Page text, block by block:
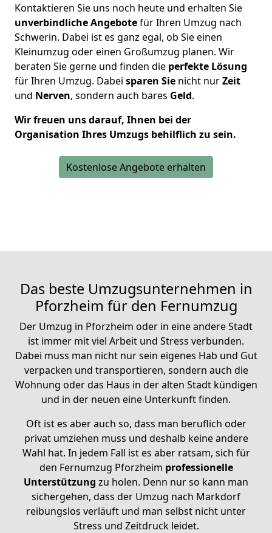
Kontaktieren Sie uns noch heute und erhalten Sie
unverbindliche Angebotefür Ihren Umzug nach
Schwerin. Dabei ist es ganz egal, ob Sie einen
Kleinumzug oder einen Großumzug planen. Wir
beraten Sie gerne und finden die perfekte Lösung
für Ihren Umzug. Dabei sparen Sie nicht nurZeit
und Nerven, sondern auch bares Geld.
Wir freuen uns darauf, Ihnen bei der
Organisation Ihres Umzugs behilflich zu sein.
Kostenlose Angebote erhalten
Das beste Umzugsunternehmen in
Pforzheim für den Fernumzug
Der Umzug in Pforzheim oder in eine andere Stadt
ist immer mit viel Arbeit und Stress verbunden.
Dabei muss man nicht nur sein eigenes Hab und Gut
verpacken und transportieren, sondern auch die
Wohnung oder das Haus in der alten Stadt kündigen
und in der neuen eine Unterkunft finden.
Oft ist es aber auch so, dass man beruflich oder
privat umziehen muss und deshalb keine andere
Wahl hat. In jedem Fall ist es aber ratsam, sich für
den Fernumzug Pforzheim professionelle
Unterstützung zu holen. Denn nur so kann man
sichergehen, dass der Umzug nach Markdorf
reibungslos verläuft und man selbst nicht unter
Stress und Zeitdruck leidet.